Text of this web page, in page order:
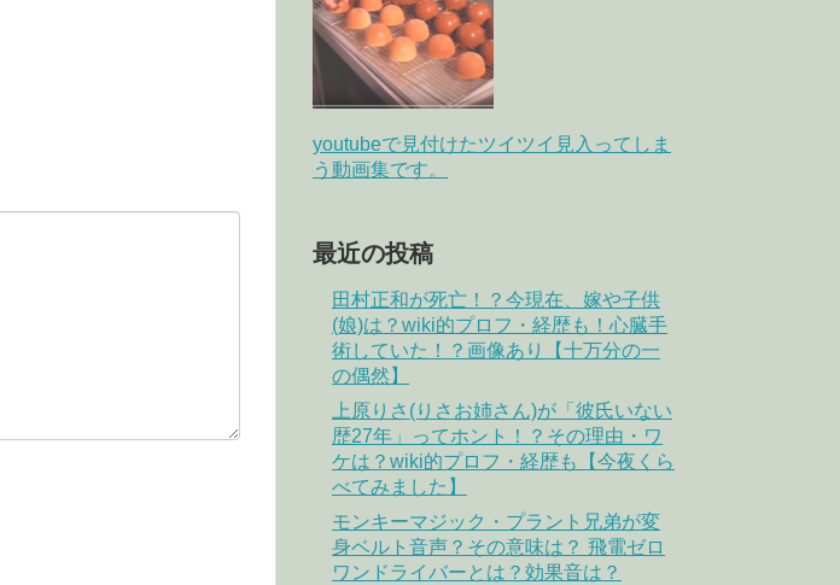
youtubeで見付けたツイツイ見入ってしま
う動画集です。
最近の投稿
田村正和が死亡！？今現在、嫁や子供
(娘)は？wiki的プロフ・経歴も！心臓手
術していた！？画像あり【十万分の一
の偶然】
上原りさ(りさお姉さん)が「彼氏いない
歴27年」ってホント！？その理由・ワ
ケは？wiki的プロフ・経歴も【今夜くら
べてみました】
モンキーマジック・プラント兄弟が変
身ベルト音声？その意味は？ 飛電ゼロ
ワンドライバーとは？効果音は？